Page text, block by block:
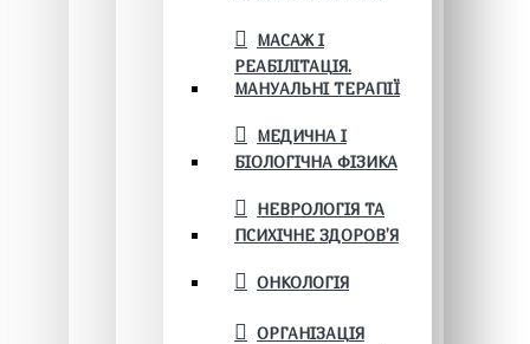
МАСАЖ І
РЕАБІЛІТАЦІЯ.
МАНУАЛЬНІ ТЕРАПІЇ
МЕДИЧНА І
БІОЛОГІЧНА ФІЗИКА
НЕВРОЛОГІЯ ТА
ПСИХІЧНЕ ЗДОРОВ’Я
ОНКОЛОГІЯ
ОРГАНІЗАЦІЯ